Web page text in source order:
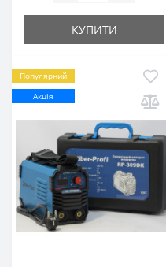
КУПИТИ
Популярний
Акція